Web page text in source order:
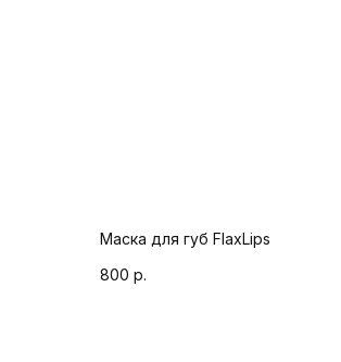
Маска для губ FlaxLips
800 р.